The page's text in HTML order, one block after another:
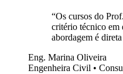
“Os cursos do
critério técnico em
abordagem é
Eng. Marina Oliveira
Engenheira Civil •